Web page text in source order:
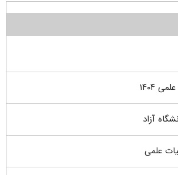
۱۴۰۴
آزاد
علمی